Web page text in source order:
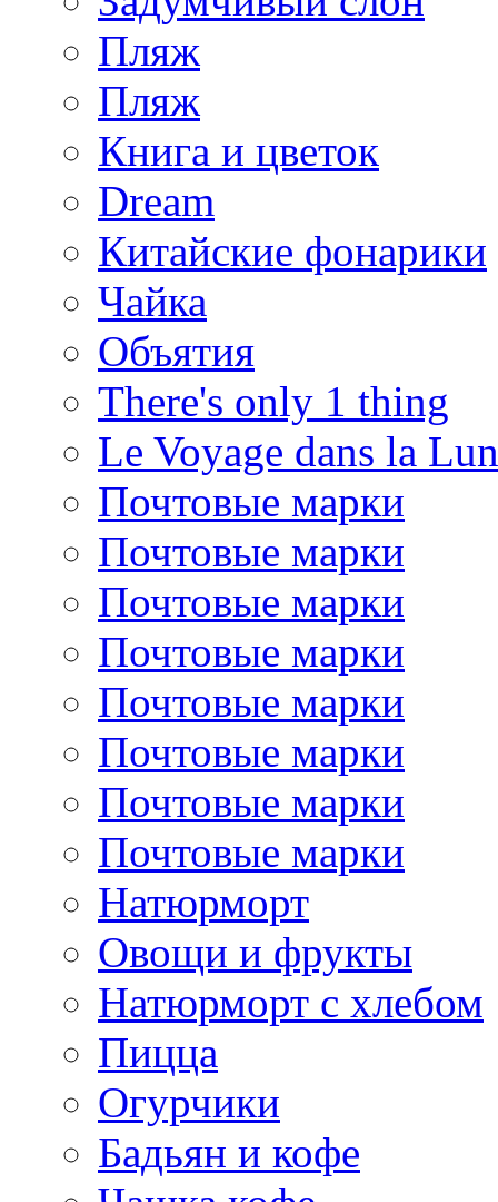
Пляж
Пляж
Книга и цветок
Dream
Китайские фонарики
Чайка
Объятия
There's only 1 thing
Le Voyage dans la
Почтовые марки
Почтовые марки
Почтовые марки
Почтовые марки
Почтовые марки
Почтовые марки
Почтовые марки
Почтовые марки
Натюрморт
Овощи и фрукты
Натюрморт с хлебом
Пицца
Огурчики
Бадьян и кофе